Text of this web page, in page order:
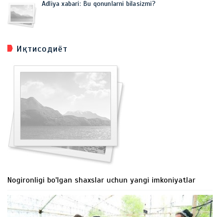
Adliya xabari: Bu qonunlarni bilasizmi?
Иқтисодиёт
Nogironligi bo'lgan shaxslar uchun yangi imkoniyatlar